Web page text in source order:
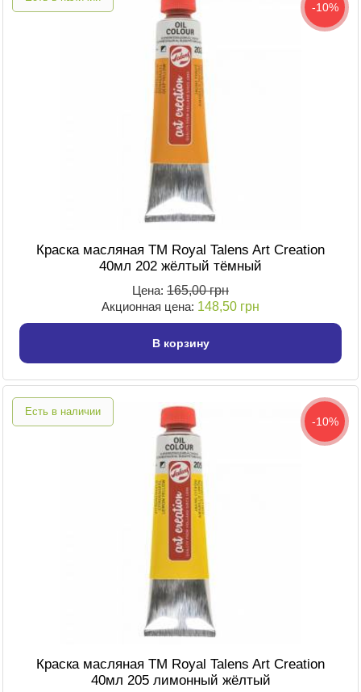
-10%
Краска масляная TM Royal Talens Art Creation
40мл 202 жёлтый тёмный
Цена: 165,00 грн
Акционная цена: 148,50 грн
В корзину
Есть в наличии
-10%
Краска масляная TM Royal Talens Art Creation
40мл 205 лимонный жёлтый